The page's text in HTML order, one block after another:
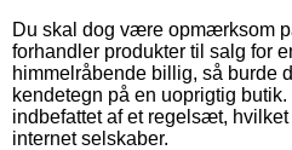
Du skal dog være opmærksom
forhandler produkter til salg for
himmelråbende billig, så burde
kendetegn på en uoprigtig
indbefattet af et regelsæt,
internet selskaber.